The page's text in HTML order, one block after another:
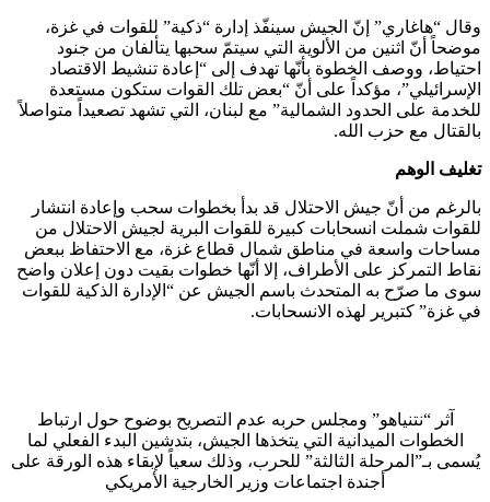
وقال “هاغاري” إنّ الجيش سينفّذ إدارة “ذكية” للقوات في غزة،
موضحاً أنّ اثنين من الألوية التي سيتمّ سحبها يتألفان من جنود
احتياط، ووصف الخطوة بأنّها تهدف إلى “إعادة تنشيط الاقتصاد
الإسرائيلي”، مؤكداً على أنّ “بعض تلك القوات ستكون مستعدة
للخدمة على الحدود الشمالية” مع لبنان، التي تشهد تصعيداً متواصلاً
بالقتال مع حزب الله.
تغليف الوهم
بالرغم من أنّ جيش الاحتلال قد بدأ بخطوات سحب وإعادة انتشار
للقوات شملت انسحابات كبيرة للقوات البرية لجيش الاحتلال من
مساحات واسعة في مناطق شمال قطاع غزة، مع الاحتفاظ ببعض
نقاط التمركز على الأطراف، إلا أنّها خطوات بقيت دون إعلان واضح
سوى ما صرّح به المتحدث باسم الجيش عن “الإدارة الذكية للقوات
في غزة” كتبرير لهذه الانسحابات.
آثر “نتنياهو” ومجلس حربه عدم التصريح بوضوح حول ارتباط
الخطوات الميدانية التي يتخذها الجيش، بتدشين البدء الفعلي لما
يُسمى بـ”المرحلة الثالثة” للحرب، وذلك سعياً لإبقاء هذه الورقة على
أجندة اجتماعات وزير الخارجية الأمريكي